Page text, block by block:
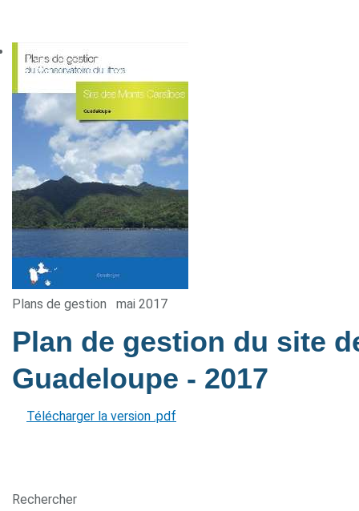
Plans de gestion mai 2017
Plan de gestion du site
Guadeloupe - 2017
Télécharger la version .pdf
Rechercher